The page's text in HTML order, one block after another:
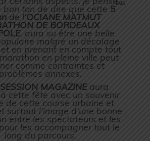
bon ton de dire que cette 5
ème
de l’OCIANE MATMUT
DE BORDEAUX
, aura su être une belle
malgré un décalage
en prenant en compte tout
en pleine ville peut
comme contraintes et
problèmes annexes.
MAGAZINEaura
cette fête avec un souvenir
de cette course urbaine et
surtout l’image d’une bonne
entre les spectateurs et les
les accompagner tout le
long du parcours.